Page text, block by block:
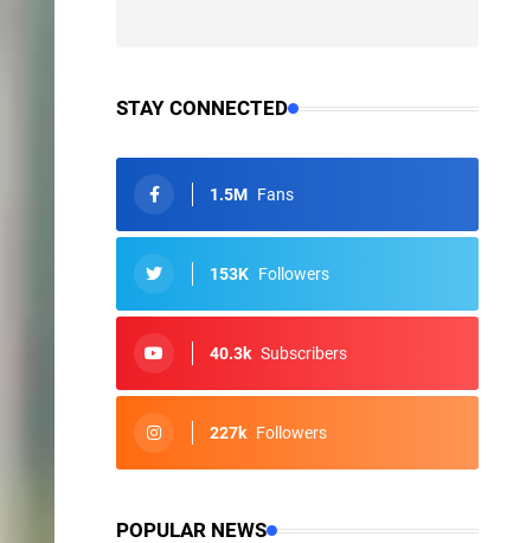
STAY CONNECTED
1.5M Fans
153K Followers
40.3k Subscribers
227k Followers
POPULAR NEWS